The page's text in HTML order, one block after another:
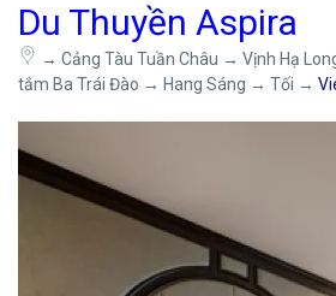
Du Thuyền Aspira
→ Cảng Tàu Tuần Châu → Vịnh Hạ
tắm Ba Trái Đào → Hang Sáng → Tối →